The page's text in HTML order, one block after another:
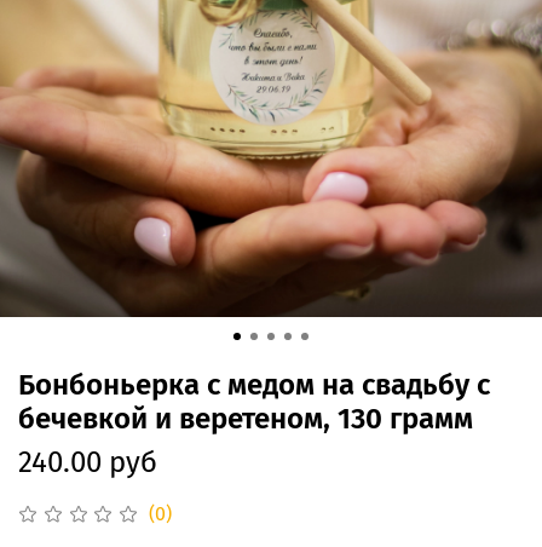
(0)
Бонбоньерка с медом на свадьбу с
бечевкой и веретеном, 130 грамм
240.00 руб